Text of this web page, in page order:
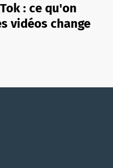
: ce qu'on
vidéos change